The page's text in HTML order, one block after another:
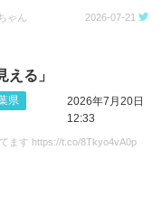
ゃん 2026-07-21
る」
県
2026年7月20日
12:33
ます https://t.co/8Tkyo4vA0p